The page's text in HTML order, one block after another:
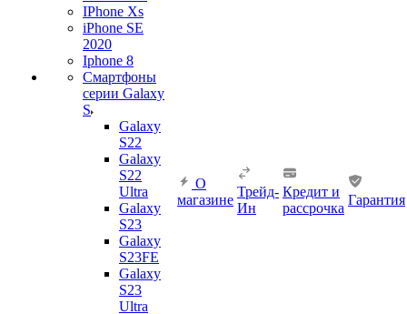
IPhone Xs
iPhone SE
2020
Iphone 8
Смартфоны
серии Galaxy
S
Galaxy
S22
Galaxy
S22
Ultra
Galaxy
S23
Galaxy
S23FE
Galaxy
S23
Ultra
О
магазине
Трейд-
Ин
Кредит и
рассрочка
Гарантия